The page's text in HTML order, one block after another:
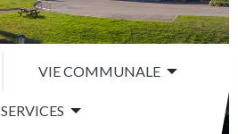
VIE COMMUNALE
SERVICES